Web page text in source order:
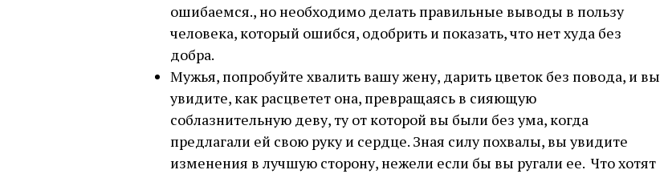
ошибаемся., но необходимо делать правильные выводы в пользу
человека, который ошибся, одобрить и показать, что нет худа без
добра.
Мужья, попробуйте хвалить вашу жену, дарить цветок без повода, и вы
увидите, как расцветет она, превращаясь в сияющую
соблазнительную деву, ту от которой вы были без ума, когда
предлагали ей свою руку и сердце. Зная силу похвалы, вы увидите
изменения в лучшую сторону, нежели если бы вы ругали ее. Что хотят